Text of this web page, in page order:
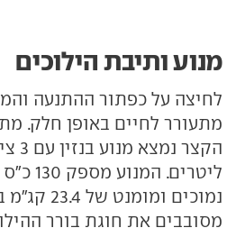
מנוע ותיבת הילוכים
לחיצה על כפתור ההתנעה
מתעורר לחיים באופן חלק.